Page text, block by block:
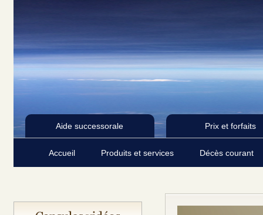
Aide successorale Prix et forfaits
Accueil Produits et services Décès courant